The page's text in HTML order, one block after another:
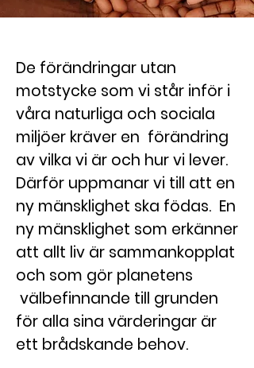
De förändringar utan
motstycke som vi står inför i
våra naturliga och sociala
miljöer kräver en förändring
av vilka vi är och hur vi lever.
Därför uppmanar vi till att en
ny mänsklighet ska födas. En
ny mänsklighet som erkänner
att allt liv är sammankopplat
och som gör planetens
välbefinnande till grunden
för alla sina värderingar är
ett brådskande behov.